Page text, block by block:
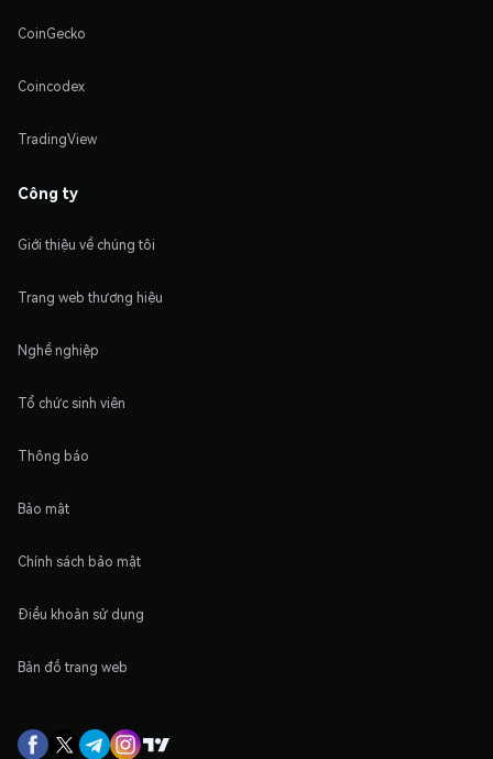
CoinGecko
Coincodex
TradingView
Công ty
Giới thiệu về chúng tôi
Trang web thương hiệu
Nghề nghiệp
Tổ chức sinh viên
Thông báo
Bảo mật
Chính sách bảo mật
Điều khoản sử dụng
Bản đồ trang web